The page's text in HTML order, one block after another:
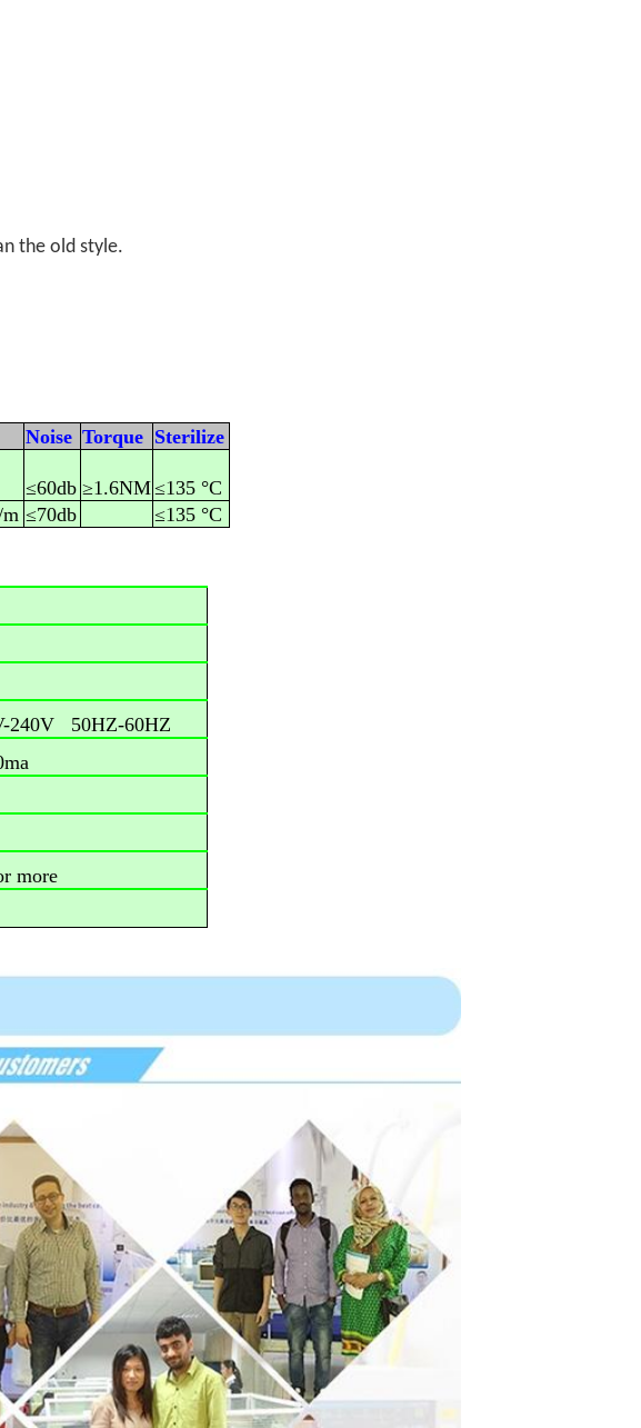
the old style.
Noise Torque Sterilize
≤60db ≥1.6NM≤135 °C
m ≤70db ≤135 °C
240V 50HZ-60HZ
more